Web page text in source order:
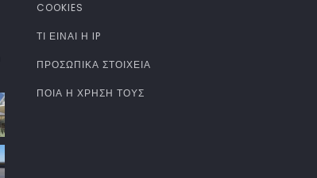
COOKIES
ΤΊ ΕΊΝΑΙ Η IP
ΠΡΟΣΩΠΙΚΆ ΣΤΟΙΧΕΊΑ
ΠΟΙΑ Η ΧΡΉΣΗ ΤΟΥΣ